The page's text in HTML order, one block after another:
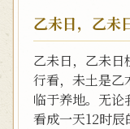
乙未日，乙未
乙未日，乙未日
行看，未土是乙
临于养地。无论
看成一天12时